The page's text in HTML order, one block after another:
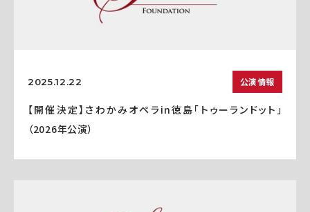
2025.12.22 公演情報
【開催決定】さわかみオペラin徳島「トゥーランドット」
（2026年公演）